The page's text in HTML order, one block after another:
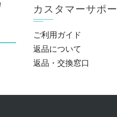
カスタマーサポ
ご利用ガイド
返品について
返品・交換窓口